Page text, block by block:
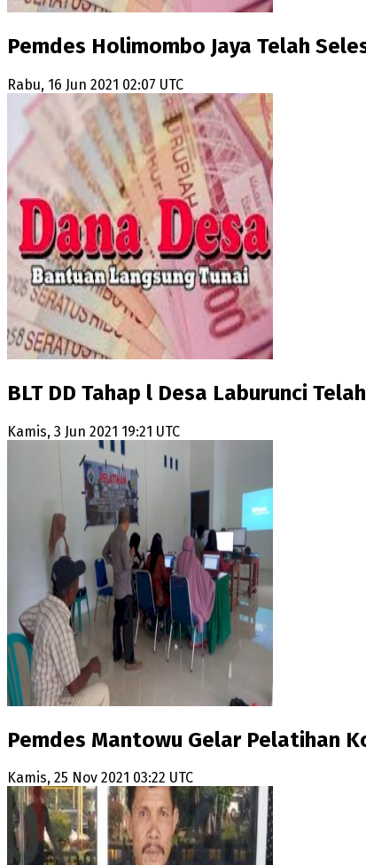
Pemdes Holimombo Jaya Telah
Rabu, 16 Jun 2021 02:07 UTC
BLT DD Tahap l Desa Laburunci
Kamis, 3 Jun 2021 19:21 UTC
Pemdes Mantowu Gelar Pelatihan
Kamis, 25 Nov 2021 03:22 UTC